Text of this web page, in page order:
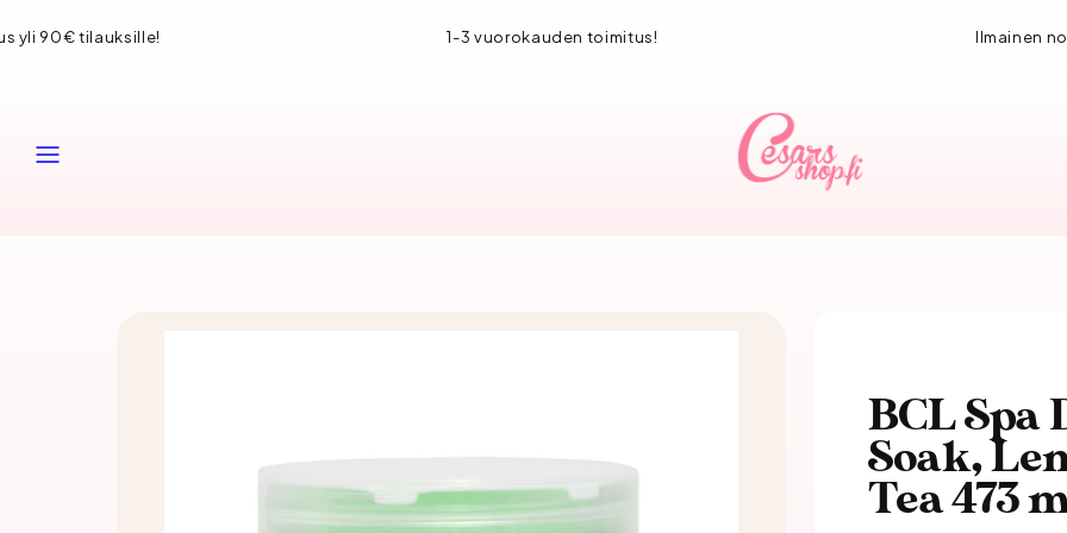
sisältöön
Ilmainen toimitus yli 90€ tilauksille!
BCL Spa
Soak,
Tea 473